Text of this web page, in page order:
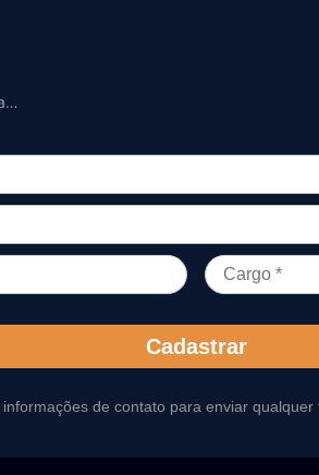
Cadastrar
de contato para enviar qualquer